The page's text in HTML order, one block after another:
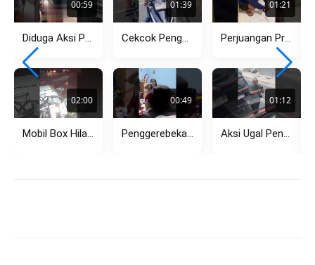
00:59
Diduga Aksi Premanisme Debt Collector di Pasar Kemis Kembali Viral,...
01:39
Cekcok Pengendara Motor dan Ojol di Menteng, Dipicu Aksi Lawan...
01:21
Perjuangan Pria Tempuh Jarak Jauh Berujung Pilu, Pergoki Pacar dengan...
02:00
Mobil Box Hilang Kendali di Tikungan Setiabudi Bandung, Tabrak Pagar...
00:49
Penggerebekan Dugaan Perselingkuhan di Rembang Viral, Pasangan Diamankan Polisi
01:12
Aksi Ugal Pengemudi Avanza di Kemang Hadang Bus TransJakarta, Sempat...